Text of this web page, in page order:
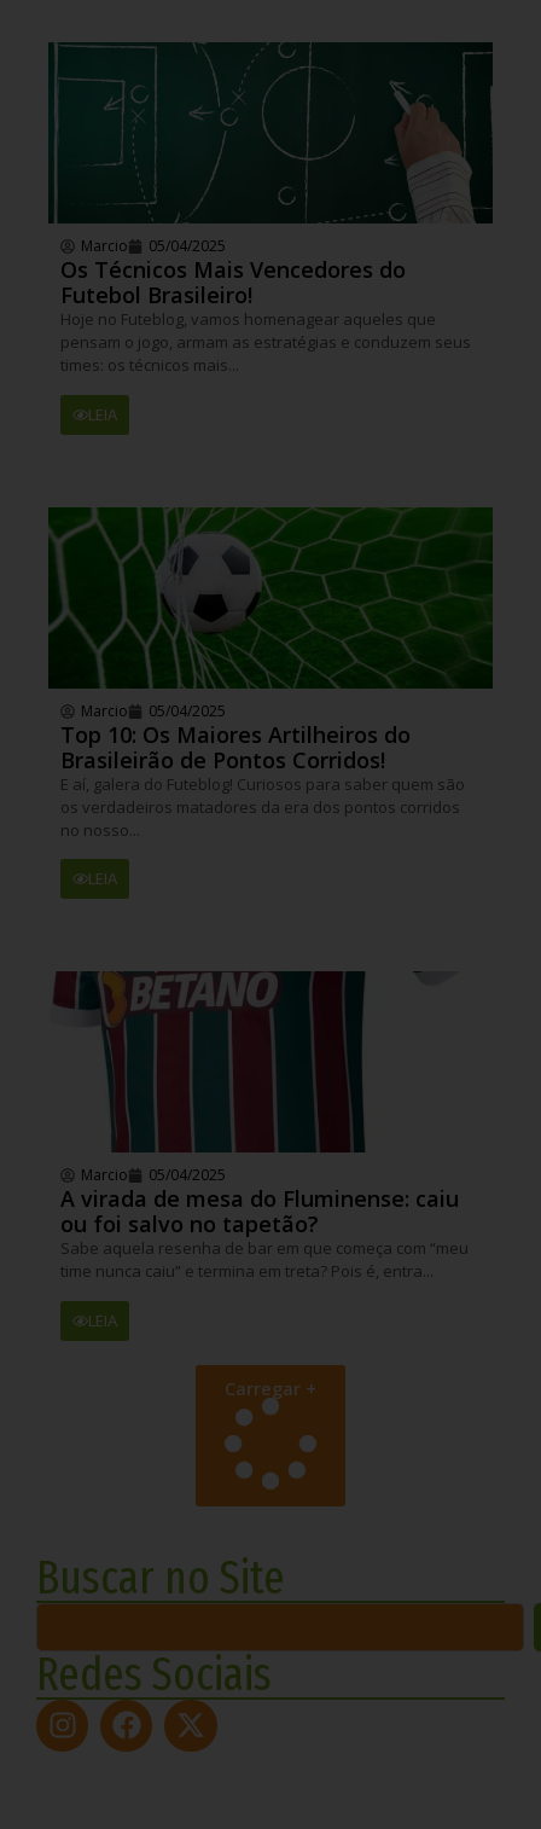
Marcio 05/04/2025
Os Técnicos Mais Vencedores do
Futebol Brasileiro!
Hoje no Futeblog, vamos homenagear aqueles que
pensam o jogo, armam as estratégias e conduzem seus
times: os técnicos mais...
LEIA
Marcio 05/04/2025
Top 10: Os Maiores Artilheiros do
Brasileirão de Pontos Corridos!
E aí, galera do Futeblog! Curiosos para saber quem são
os verdadeiros matadores da era dos pontos corridos
no nosso...
LEIA
Marcio 05/04/2025
A virada de mesa do Fluminense: caiu
ou foi salvo no tapetão?
Sabe aquela resenha de bar em que começa com “meu
time nunca caiu” e termina em treta? Pois é, entra...
LEIA
Carregar +
Buscar no Site
Redes Sociais